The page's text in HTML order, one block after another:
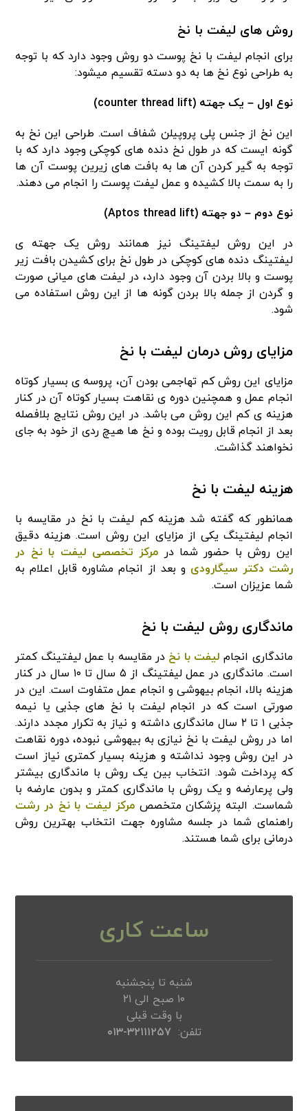
روش های لیفت با نخ
برای انجام لیفت با نخ پوست دو روش وجود دارد که با توجه
به طراحی نوع نخ ها به دو دسته تقسیم میشود:
نوع اول – یک جهته (counter thread lift)
این نخ از جنس پلی پروپیلن شفاف است. طراحی این نخ به
گونه ایست که در طول نخ دنده های کوچکی وجود دارد که با
توجه به گیر کردن آن ها به بافت های زیرین پوست آن ها
را به سمت بالا کشیده و عمل لیفت پوست را انجام می دهند.
نوع دوم – دو جهته (Aptos thread lift)
در این روش لیفتینگ نیز همانند روش یک جهته ی
لیفتینگ دنده های کوچکی در طول نخ برای کشیدن بافت زیر
پوست و بالا بردن آن وجود دارد، در لیفت های میانی صورت
و گردن از جمله بالا بردن گونه ها از این روش استفاده می
شود.
مزایای روش درمان لیفت با نخ
مزایای این روش کم تهاجمی بودن آن، پروسه ی بسیار کوتاه
انجام عمل و همچنین دوره ی نقاهت بسیار کوتاه آن در کنار
هزینه ی کم این روش می باشد. در این روش نتایج بلافصله
بعد از انجام قابل رویت بوده و نخ ها هیچ ردی از خود به جای
نخواهند گذاشت.
هزینه لیفت با نخ
همانطور که گفته شد هزینه کم لیفت با نخ در مقایسه با
انجام لیفتینگ یکی از مزایای این روش است. هزینه دقیق
این روش با حضور شما در مرکز تخصصی لیفت با نخ در
رشت دکتر سیگارودی و بعد از انجام مشاوره قابل اعلام به
شما عزیزان است.
ماندگاری روش لیفت با نخ
ماندگاری انجام لیفت با نخ در مقایسه با عمل لیفتینگ کمتر
است. ماندگاری در عمل لیفتینگ از ۵ سال تا ۱۰ سال در کنار
هزینه بالا، انجام بیهوشی و انجام عمل متفاوت است. این در
صورتی است که در انجام لیفت با نخ های جذبی یا نیمه
جذبی ۱ تا ۲ سال ماندگاری داشته و نیاز به تکرار مجدد دارند.
اما در روش لیفت با نخ نیازی به بیهوشی نبوده، دوره نقاهت
در این روش وجود نداشته و هزینه بسیار کمتری نیاز است
که پرداخت شود. انتخاب بین یک روش با ماندگاری بیشتر
ولی پرعارضه و یک روش با ماندگاری کمتر و بدون عارضه با
شماست. البته پزشکان متخصص مرکز لیفت با نخ در رشت
راهنمای شما در جلسه مشاوره جهت انتخاب بهترین روش
درمانی برای شما هستند.
ساعت کاری
شنبه تا پنجشنبه
۱۰ صبح الی ۲۱
با وقت قبلی
تلفن:۳۲۱۱۱۲۵۷-۰۱۳